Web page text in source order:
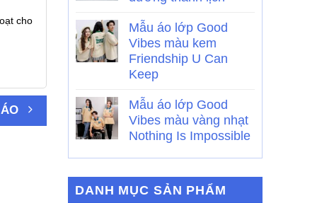
cho
Mẫu áo lớp Good
Vibes màu kem
Friendship U Can
Keep
Mẫu áo lớp Good
Vibes màu vàng nhạt
Nothing Is Impossible
DANH MỤC SẢN PHẨM